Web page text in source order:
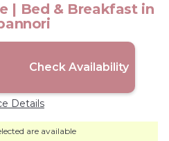
| Bed & Breakfast in
Check Availability
Details
are available